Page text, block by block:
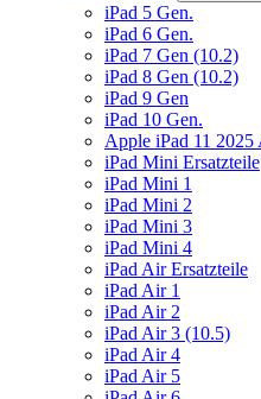
iPad 5 Gen.
iPad 6 Gen.
iPad 7 Gen (10.2)
iPad 8 Gen (10.2)
iPad 9 Gen
iPad 10 Gen.
Apple iPad 11 2025
iPad Mini Ersatzteile
iPad Mini 1
iPad Mini 2
iPad Mini 3
iPad Mini 4
iPad Air Ersatzteile
iPad Air 1
iPad Air 2
iPad Air 3 (10.5)
iPad Air 4
iPad Air 5